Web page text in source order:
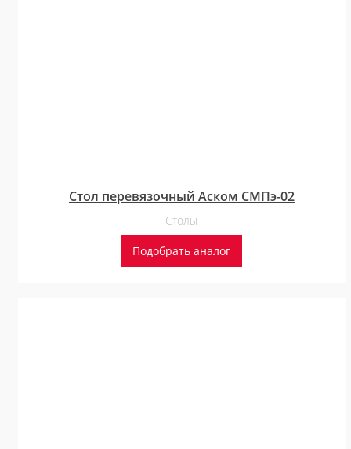
Стол перевязочный Аском СМПэ-02
Столы
Подобрать аналог